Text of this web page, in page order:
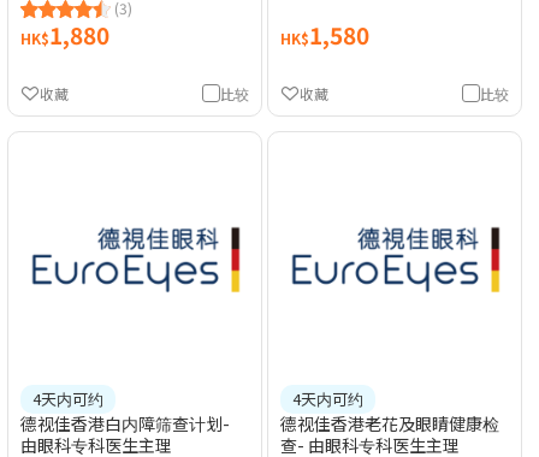
(3)
HK$1,880
比较
收藏
HK$1,580
比较
收藏
4天内可约
德视佳香港白内障筛查计划-
由眼科专科医生主理
4天内可约
德视佳香港老花及眼睛健康检
查- 由眼科专科医生主理